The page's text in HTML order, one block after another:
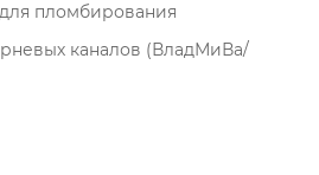
или корне зуба при
пульпита, а также при
всех форм хронических
перфорациях корня
пломбирования
каналов (ВладМиВа/